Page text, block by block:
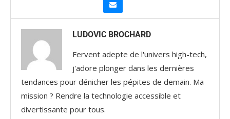
LUDOVIC BROCHARD
Fervent adepte de l'univers high-tech,
j'adore plonger dans les dernières
tendances pour dénicher les pépites de demain. Ma
mission ? Rendre la technologie accessible et
divertissante pour tous.